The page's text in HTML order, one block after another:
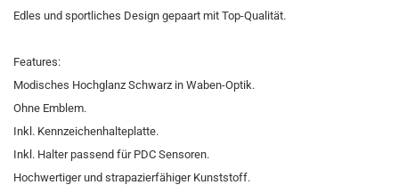
Edles und sportliches Design gepaart mit Top-Qualität.
Features:
Modisches Hochglanz Schwarz in Waben-Optik.
Ohne Emblem.
Inkl. Kennzeichenhalteplatte.
Inkl. Halter passend für PDC Sensoren.
Hochwertiger und strapazierfähiger Kunststoff.